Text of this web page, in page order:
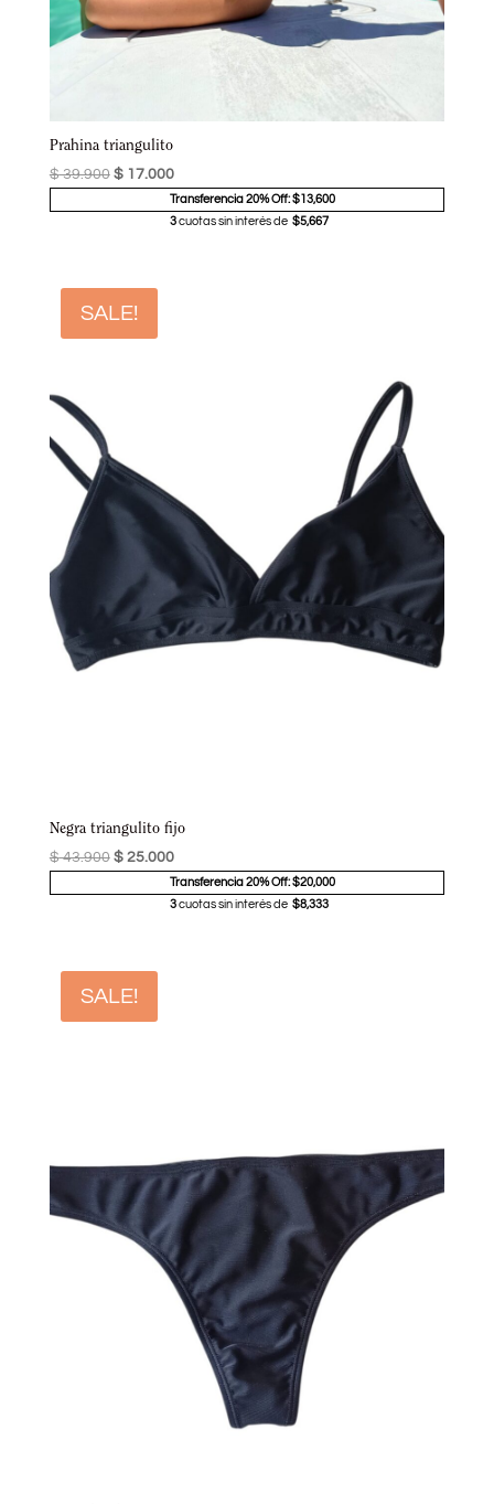
Prahina triangulito
$39.900 $17.000
Transferencia 20% Off: $13,600
3cuotas sin interés de $5,667
SALE!
Negra triangulito fijo
$43.900 $25.000
Transferencia 20% Off: $20,000
3cuotas sin interés de $8,333
SALE!